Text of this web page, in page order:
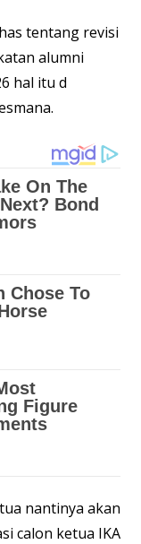
tentang revisi
alumni
hal itu d
nantinya akan
calon ketua IKA